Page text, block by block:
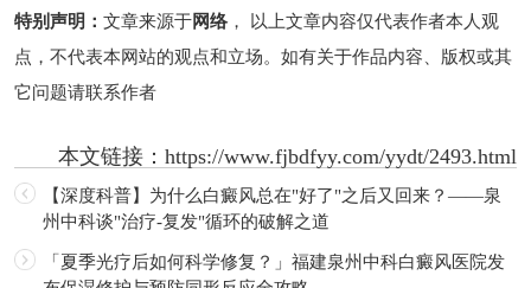
特别声明： 文章来源于网络， 以上文章内容仅代表作者本人观
点，不代表本网站的观点和立场。如有关于作品内容、版权或其
它问题请联系作者
本文链接：https://www.fjbdfyy.com/yydt/2493.html
【深度科普】为什么白癜风总在"好了"之后又回来？——泉
州中科谈"治疗-复发"循环的破解之道
「夏季光疗后如何科学修复？」福建泉州中科白癜风医院发